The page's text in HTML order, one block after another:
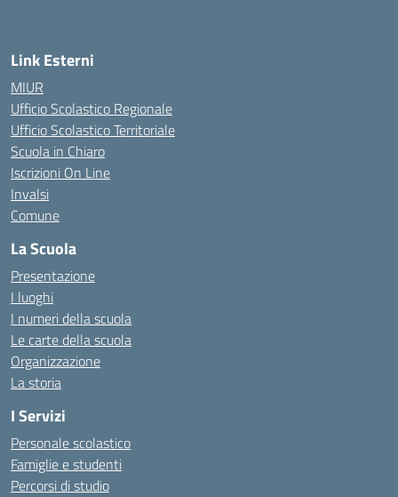
Link Esterni
MIUR
Ufficio Scolastico Regionale
Ufficio Scolastico Territoriale
Scuola in Chiaro
Iscrizioni On Line
Invalsi
Comune
La Scuola
Presentazione
I luoghi
I numeri della scuola
Le carte della scuola
Organizzazione
La storia
I Servizi
Personale scolastico
Famiglie e studenti
Percorsi di studio